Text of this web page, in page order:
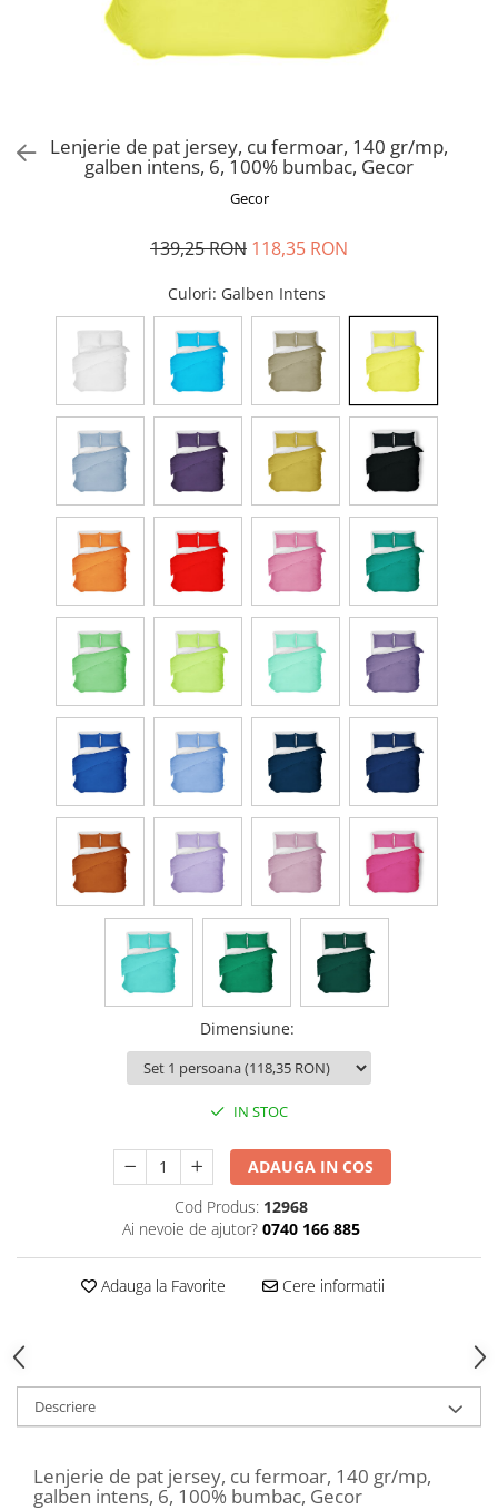
Lenjerie de pat jersey, cu fermoar, 140 gr/mp,
galben intens, 6, 100% bumbac, Gecor
Gecor
139,25 RON 118,35 RON
Culori: Galben Intens
Dimensiune:
IN STOC
ADAUGA IN COS
Cod Produs: 12968
Ai nevoie de ajutor? 0740 166 885
Adauga la Favorite Cere informatii
Descriere
Lenjerie de pat jersey, cu fermoar, 140 gr/mp,
galben intens, 6, 100% bumbac, Gecor